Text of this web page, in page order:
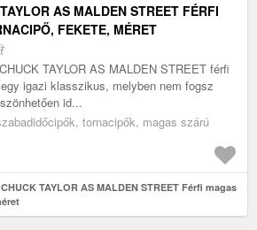
AS MALDEN STREET FÉRFI
FEKETE, MÉRET
TAYLOR AS MALDEN STREET férfi
igazi klasszikus, melyben nem fogsz
id...
tornacipők, magas szárú
TAYLOR AS MALDEN STREET Férfi magas